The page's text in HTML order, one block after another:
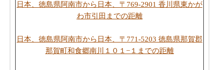
日本、徳島県阿南市から日本、〒769-2901 香川県東かが
わ市引田までの距離
日本、徳島県阿南市から日本、〒771-5203 徳島県那賀郡
那賀町和食郷南川１０１−１までの距離